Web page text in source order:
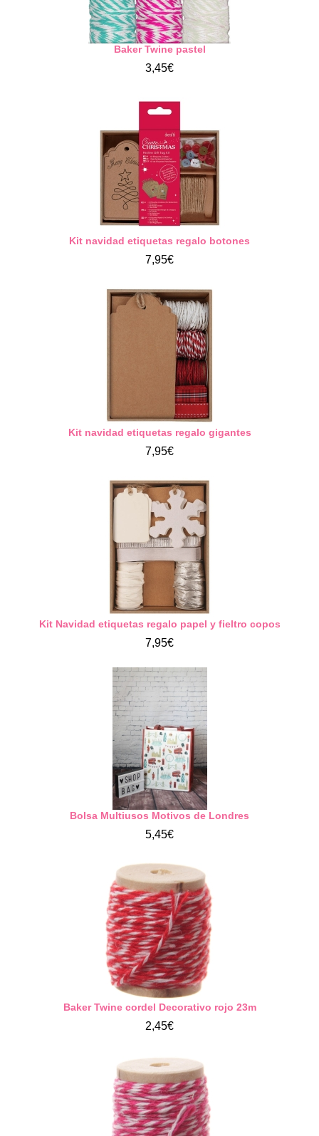
Baker Twine pastel
3,45€
Kit navidad etiquetas regalo botones
7,95€
Kit navidad etiquetas regalo gigantes
7,95€
Kit Navidad etiquetas regalo papel y fieltro copos
7,95€
Bolsa Multiusos Motivos de Londres
5,45€
Baker Twine cordel Decorativo rojo 23m
2,45€